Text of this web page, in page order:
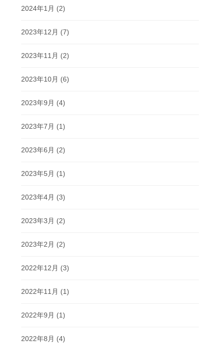
2024年1月 (2)
2023年12月 (7)
2023年11月 (2)
2023年10月 (6)
2023年9月 (4)
2023年7月 (1)
2023年6月 (2)
2023年5月 (1)
2023年4月 (3)
2023年3月 (2)
2023年2月 (2)
2022年12月 (3)
2022年11月 (1)
2022年9月 (1)
2022年8月 (4)